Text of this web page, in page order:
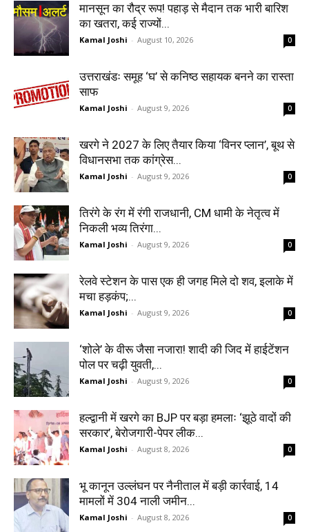
मानसून का रौद्र रूप! पहाड़ से मैदान तक भारी बारिश
का खतरा, कई राज्यों...
Kamal Joshi - August 10, 2026 0
उत्तराखंडः समूह ‘घ’ से कनिष्ठ सहायक बनने का रास्ता
साफ
Kamal Joshi - August 9, 2026 0
खरगे ने 2027 के लिए तैयार किया ‘विनर प्लान’, बूथ से
विधानसभा तक कांग्रेस...
Kamal Joshi - August 9, 2026 0
तिरंगे के रंग में रंगी राजधानी, CM धामी के नेतृत्व में
निकली भव्य तिरंगा...
Kamal Joshi - August 9, 2026 0
रेलवे स्टेशन के पास एक ही जगह मिले दो शव, इलाके में
मचा हड़कंप;...
Kamal Joshi - August 9, 2026 0
‘शोले’ के वीरू जैसा नजारा! शादी की जिद में हाईटेंशन
पोल पर चढ़ी युवती,...
Kamal Joshi - August 9, 2026 0
हल्द्वानी में खरगे का BJP पर बड़ा हमलाः ‘झूठे वादों की
सरकार’, बेरोजगारी-पेपर लीक...
Kamal Joshi - August 8, 2026 0
भू कानून उल्लंघन पर नैनीताल में बड़ी कार्रवाई, 14
मामलों में 304 नाली जमीन...
Kamal Joshi - August 8, 2026 0